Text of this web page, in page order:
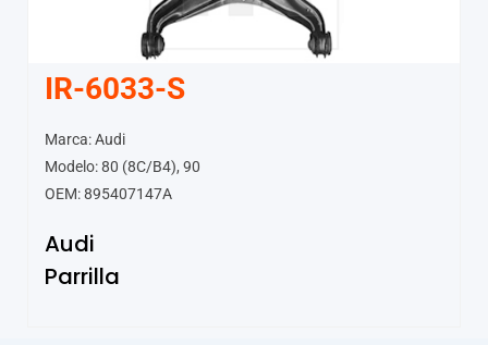
IR-6033-S
Marca: Audi
Modelo: 80 (8C/B4), 90
OEM: 895407147A
Audi
Parrilla